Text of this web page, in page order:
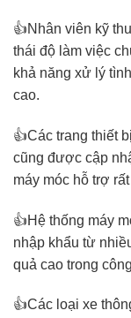
👍Nhân viên kỹ
thái độ làm việc
khả năng xử lý
cao.
👍Các trang thiết
cũng được cập
máy móc hỗ trợ
👍Hệ thống máy
nhập khẩu từ
quả cao trong
👍Các loại xe